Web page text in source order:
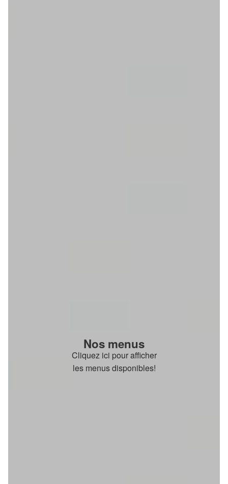
Nos menus
Cliquez ici pour afficher
les menus disponibles!